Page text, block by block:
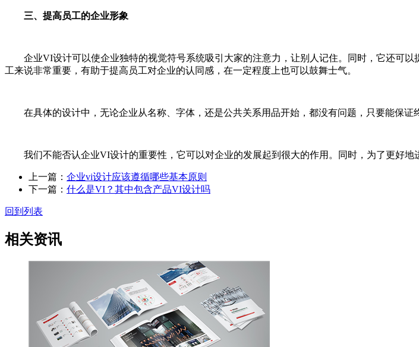
三、提高员工的企业形象
企业VI设计可以使企业独特的视觉符号系统吸引大家的注意力，让别人记住。同时，它还可以
工来说非常重要，有助于提高员工对企业的认同感，在一定程度上也可以鼓舞士气。
在具体的设计中，无论企业从名称、字体，还是公共关系用品开始，都没有问题，只要能保证
我们不能否认企业VI设计的重要性，它可以对企业的发展起到很大的作用。同时，为了更好地
上一篇： 企业vi设计应该遵循哪些基本原则
下一篇： 什么是VI？其中包含产品VI设计吗
回到列表
相关资讯